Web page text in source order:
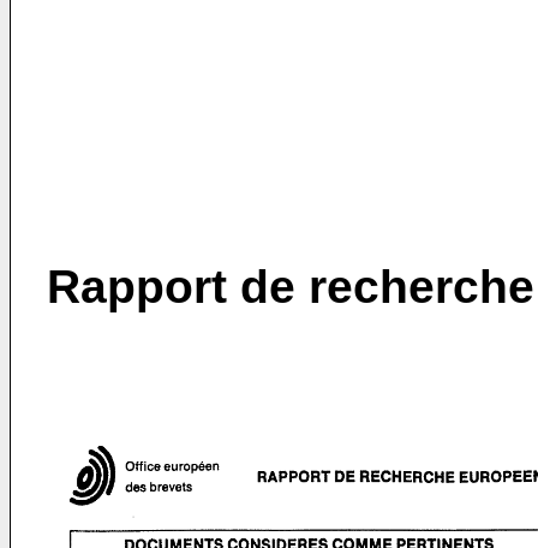
Rapport de recherche